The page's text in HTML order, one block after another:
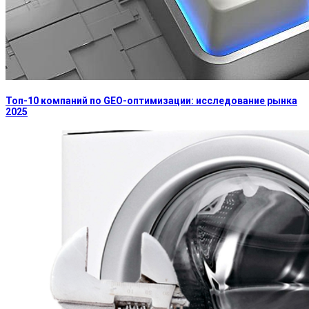
Топ-10 компаний по GEO-оптимизации: исследование рынка
2025